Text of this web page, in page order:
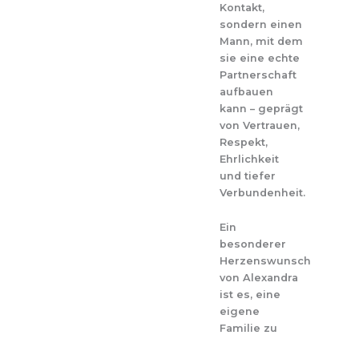
Kontakt,
sondern einen
Mann, mit dem
sie eine echte
Partnerschaft
aufbauen
kann – geprägt
von Vertrauen,
Respekt,
Ehrlichkeit
und tiefer
Verbundenheit.
Ein
besonderer
Herzenswunsch
von Alexandra
ist es, eine
eigene
Familie zu